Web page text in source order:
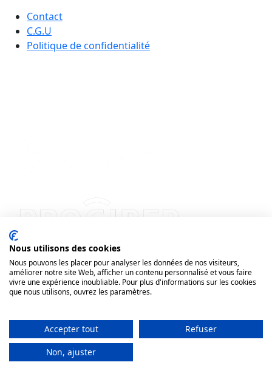
Contact
C.G.U
Politique de confidentialité
Nous utilisons des cookies
Nous pouvons les placer pour analyser les données de nos visiteurs,
améliorer notre site Web, afficher un contenu personnalisé et vous faire
vivre une expérience inoubliable. Pour plus d'informations sur les cookies
que nous utilisons, ouvrez les paramètres.
Accepter tout
Refuser
Non, ajuster